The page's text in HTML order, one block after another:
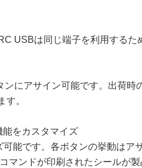
USBは同じ端子を利用するた
にアサイン可能です。出荷
す。
をカスタマイズ
能です。各ボタンの挙動は
マンドが印刷されたシールが